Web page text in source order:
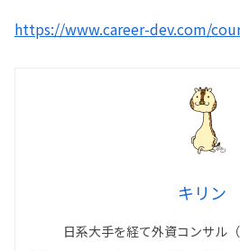
https://www.career-dev.com/
キリン
日系大手を経て外資コンサル